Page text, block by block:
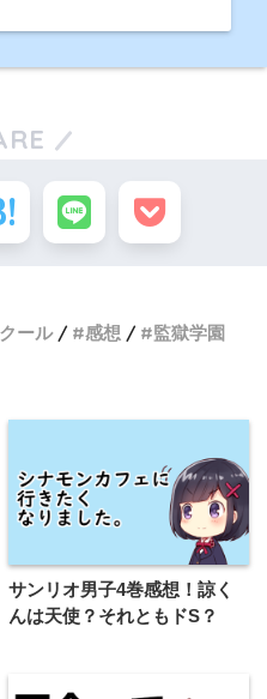
ール 感想 監獄学園
サンリオ男子4巻感想！諒く
んは天使？それともドS？